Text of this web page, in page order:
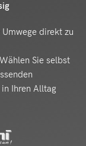
direkt zu
Sie selbst
Ihren Alltag